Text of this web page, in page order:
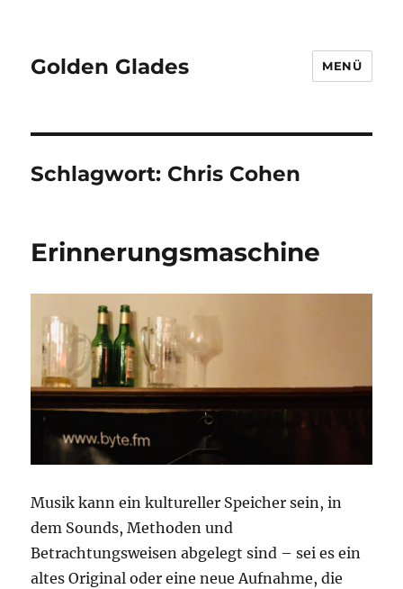
Golden Glades MENÜ
Schlagwort: Chris Cohen
Erinnerungsmaschine
Musik kann ein kultureller Speicher sein, in
dem Sounds, Methoden und
Betrachtungsweisen abgelegt sind – sei es ein
altes Original oder eine neue Aufnahme, die